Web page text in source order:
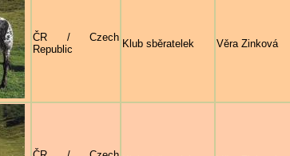
ČR / Czech
Republic
Klub sběratelek Věra Zinková